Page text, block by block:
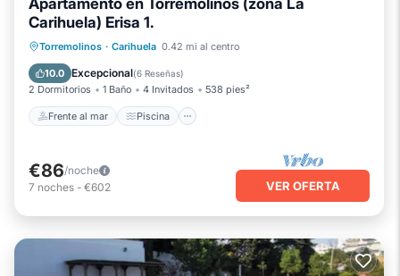
Apartamento en Torremolinos (zona La
Carihuela) Erisa 1.
Torremolinos · Carihuela 0.42 mi al centro
10.0 Excepcional(6 Reseñas)
2 Dormitorios 1 Baño 4 Invitados 538 pies²
Frente al mar Piscina
Frente al mar Piscina
Balcón/Terraza
€86/noche
7 noches - €602 VER OFERTA